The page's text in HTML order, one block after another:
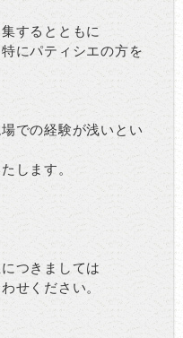
するとともに
にパティシエの方を
での経験が浅いとい
します。
つきましては
せください。